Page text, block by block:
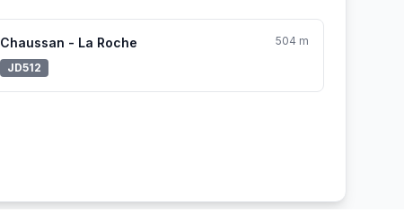
Chaussan - La Roche
504 m
JD512